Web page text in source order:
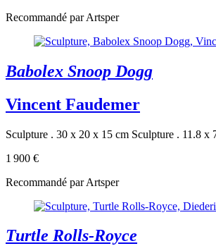
Recommandé par Artsper
Babolex Snoop Dogg
Vincent Faudemer
Sculpture . 30 x 20 x 15 cm Sculpture . 11.8 x
1 900 €
Recommandé par Artsper
Turtle Rolls-Royce